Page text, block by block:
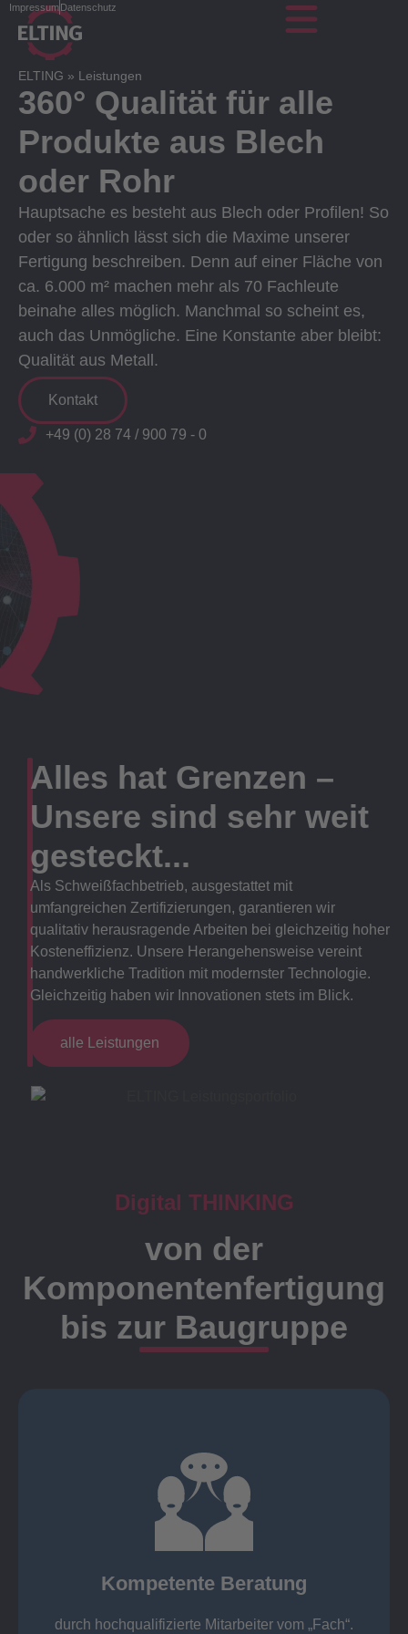
ImpressumDatenschutz
ELTING » Leistungen
360° Qualität für alle
Produkte aus Blech
oder Rohr
Hauptsache es besteht aus Blech oder Profilen! So
oder so ähnlich lässt sich die Maxime unserer
Fertigung beschreiben. Denn auf einer Fläche von
ca. 6.000 m² machen mehr als 70 Fachleute
beinahe alles möglich. Manchmal so scheint es,
auch das Unmögliche. Eine Konstante aber bleibt:
Qualität aus Metall.
Kontakt
+49 (0) 28 74 / 900 79 - 0
Alles hat Grenzen –
Unsere sind sehr weit
gesteckt...
Als Schweißfachbetrieb, ausgestattet mit
umfangreichen Zertifizierungen, garantieren wir
qualitativ herausragende Arbeiten bei gleichzeitig hoher
Kosteneffizienz. Unsere Herangehensweise vereint
handwerkliche Tradition mit modernster Technologie.
Gleichzeitig haben wir Innovationen stets im Blick.
alle Leistungen
Digital THINKING
von der
Komponentenfertigung
bis zur Baugruppe
Kompetente Beratung
durch hochqualifizierte Mitarbeiter vom „Fach“.
Kompetente Beratung durch
„Fach“.
findet die Kundenbetreuung ausschließlich durch
Meister, Techniker oder Ingenieure statt.
Ansprechpartner